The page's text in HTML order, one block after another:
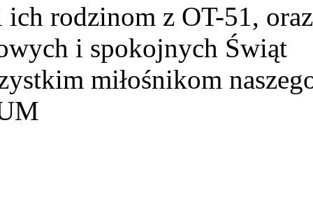
rodzinom z OT-51, oraz
i spokojnych Świąt
miłośnikom